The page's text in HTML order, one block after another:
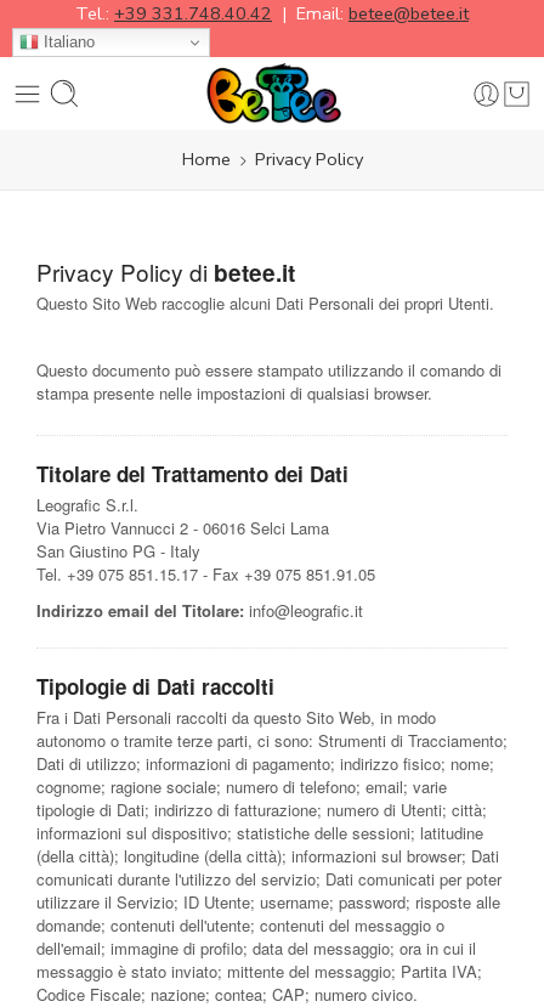
Tel.: +39 331.748.40.42 | Email: betee@betee.it
Italiano
Home Privacy Policy
Privacy Policy di betee.it
Questo Sito Web raccoglie alcuni Dati Personali dei propri Utenti.
Questo documento può essere stampato utilizzando il comando di
stampa presente nelle impostazioni di qualsiasi browser.
Titolare del Trattamento dei Dati
Leografic S.r.l.
Via Pietro Vannucci 2 - 06016 Selci Lama
San Giustino PG - Italy
Tel. +39 075 851.15.17 - Fax +39 075 851.91.05
Indirizzo email del Titolare: info@leografic.it
Tipologie di Dati raccolti
Fra i Dati Personali raccolti da questo Sito Web, in modo
autonomo o tramite terze parti, ci sono: Strumenti di Tracciamento;
Dati di utilizzo; informazioni di pagamento; indirizzo fisico; nome;
cognome; ragione sociale; numero di telefono; email; varie
tipologie di Dati; indirizzo di fatturazione; numero di Utenti; città;
informazioni sul dispositivo; statistiche delle sessioni; latitudine
(della città); longitudine (della città); informazioni sul browser; Dati
comunicati durante l'utilizzo del servizio; Dati comunicati per poter
utilizzare il Servizio; ID Utente; username; password; risposte alle
domande; contenuti dell'utente; contenuti del messaggio o
dell'email; immagine di profilo; data del messaggio; ora in cui il
messaggio è stato inviato; mittente del messaggio; Partita IVA;
Codice Fiscale; nazione; contea; CAP; numero civico.